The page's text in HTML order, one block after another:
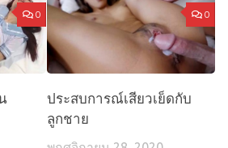
0 0
ประสบการณ์เสียวเย็ดกับ
ลูกชาย